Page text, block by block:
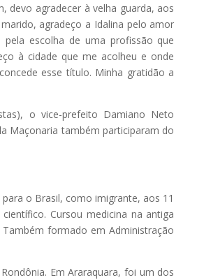
devo agradecer à velha guarda, aos
agradeço a Idalina pelo amor
escolha de uma profissão que
à cidade que me acolheu e onde
esse título. Minha gratidão a
o vice-prefeito Damiano Neto
Maçonaria também participaram do
o Brasil, como imigrante, aos 11
Cursou medicina na antiga
formado em Administração
Em Araraquara, foi um dos